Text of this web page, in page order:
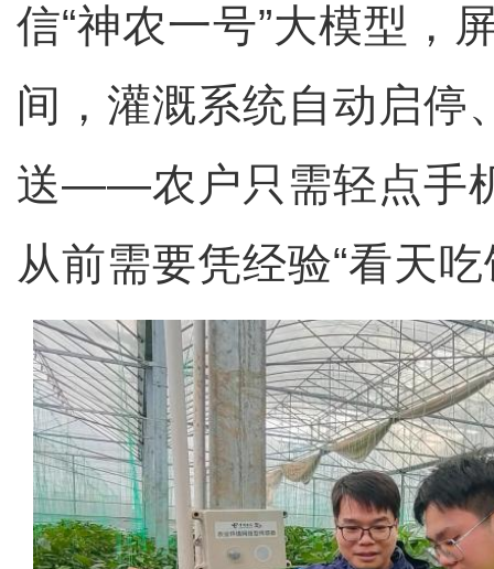
信“神农一号”大模型，
间，灌溉系统自动启停
送——农户只需轻点手
从前需要凭经验“看天